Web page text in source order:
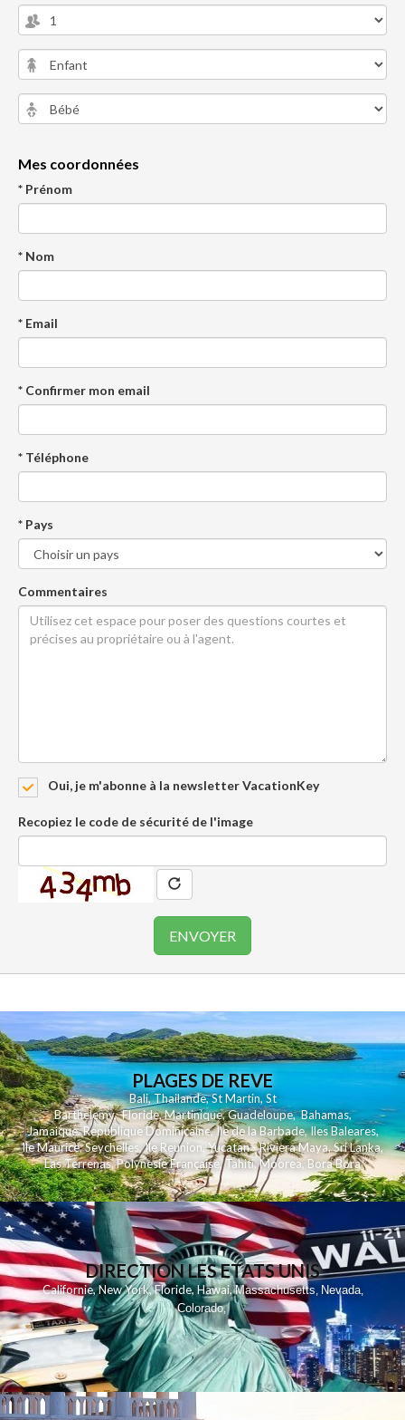
Mes coordonnées
* Prénom
* Nom
* Email
* Confirmer mon email
* Téléphone
* Pays
Commentaires
Oui, je m'abonne à la newsletter VacationKey
Recopiez le code de sécurité de l'image
PLAGES DE REVE
Bali,Thailande,St Martin,St
Barthelemy,Floride,Martinique,Guadeloupe,Bahamas,
Jamaique,Republique Dominicaine,Ile de la Barbade,Iles Baleares,
Ile Maurice,Seychelles,Ile Reunion,Yucatan - Riviera Maya,Sri Lanka,
Las Terrenas,Polynesie Française,Tahiti,Moorea, Bora Bora
DIRECTION LES ETATS UNIS
Californie,New York,Floride,Hawai,Massachusetts, Nevada,
Colorado,